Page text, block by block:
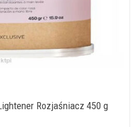
Rozjaśniacz 450 g